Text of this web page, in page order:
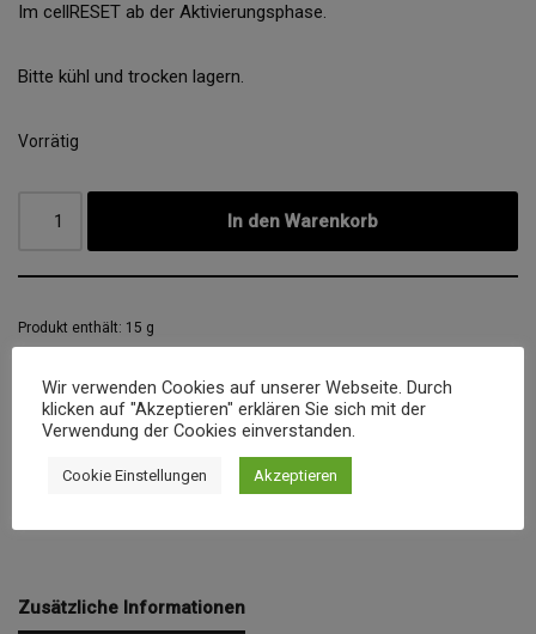
Im cellRESET ab der Aktivierungsphase.
Bitte kühl und trocken lagern.
Vorrätig
In den Warenkorb
Produkt enthält: 15 g
Artikelnummer:21-15
Kategorie:Chili und Pfeffer
Schlagwörter: geräuchert, chili Scharf
Zusätzliche Informationen
Wir verwenden Cookies auf unserer Webseite. Durch
klicken auf "Akzeptieren" erklären Sie sich mit der
Verwendung der Cookies einverstanden.
Cookie Einstellungen Akzeptieren